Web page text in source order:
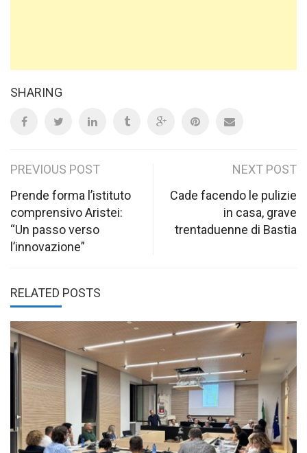
SHARING
Post
navigation
PREVIOUS POST
Prende forma l’istituto
comprensivo Aristei:
“Un passo verso
l’innovazione”
NEXT POST
Cade facendo le pulizie
in casa, grave
trentaduenne di Bastia
RELATED POSTS